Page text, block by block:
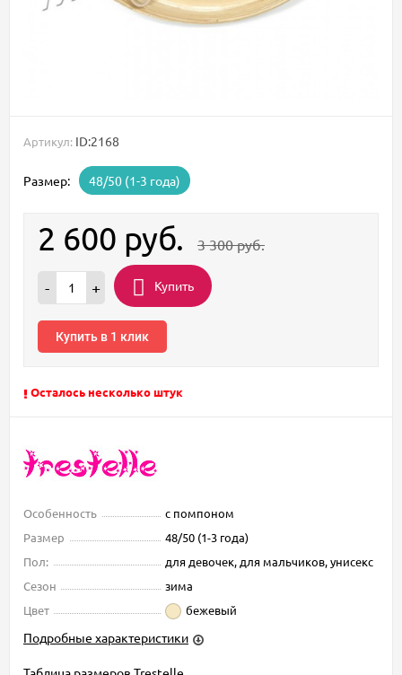
Артикул: ID:2168
Размер: 48/50 (1-3 года)
2 600 руб. 3 300руб.
- + Купить
Купить в 1 клик
Осталось несколько штук
Особенность
с помпоном
Размер
48/50 (1-3 года)
Пол:
для девочек, для мальчиков, унисекс
Сезон
зима
Цвет
бежевый
Подробные характеристики